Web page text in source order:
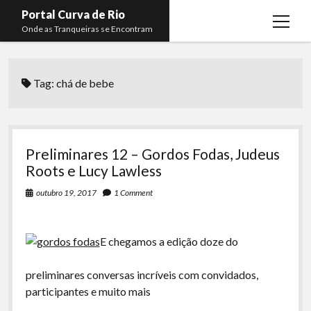
Portal Curva de Rio
Onde as Tranqueiras se Encontram
open
menu
Curva de Rio
Komos
La Siesta Podcast
Rachão na Beira do RIo
Papo Tranqueira
Membros
Lucas Oliveira
Kaique Xavier
Rafael Almeida
Tag:chá de bebe
Preliminares 12 – Gordos Fodas, Judeus
Roots e Lucy Lawless
outubro 19, 2017 1 Comment
E chegamos a edição doze do
preliminares conversas incríveis com convidados,
participantes e muito mais